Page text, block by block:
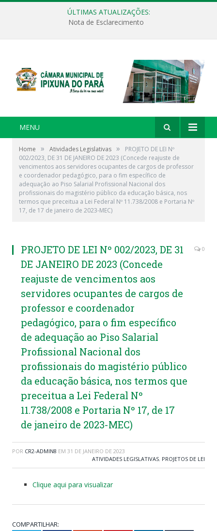
ÚLTIMAS ATUALIZAÇÕES:
Nota de Esclarecimento
MENU
Home » Atividades Legislativas »
PROJETO DE LEI Nº
002/2023, DE 31 DE JANEIRO DE 2023 (Concede reajuste de
vencimentos aos servidores ocupantes de cargos de professor
e coordenador pedagógico, para o fim específico de
adequação ao Piso Salarial Profissional Nacional dos
profissionais do magistério público da educação básica, nos
termos que preceitua a Lei Federal Nº 11.738/2008 e Portaria Nº
17, de 17 de janeiro de 2023-MEC)
PROJETO DE LEI Nº 002/2023, DE 31
DE JANEIRO DE 2023 (Concede
reajuste de vencimentos aos
servidores ocupantes de cargos de
professor e coordenador
pedagógico, para o fim específico
de adequação ao Piso Salarial
Profissional Nacional dos
profissionais do magistério público
da educação básica, nos termos que
preceitua a Lei Federal Nº
11.738/2008 e Portaria Nº 17, de 17
de janeiro de 2023-MEC)
0
POR CR2-ADMIN8 EM 31 DE JANEIRO DE 2023
ATIVIDADES LEGISLATIVAS, PROJETOS DE LEI
Clique aqui para visualizar
COMPARTILHAR: